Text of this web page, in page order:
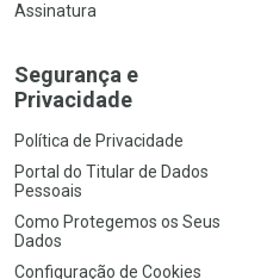
Assinatura
Segurança e
Privacidade
Política de Privacidade
Portal do Titular de Dados
Pessoais
Como Protegemos os Seus
Dados
Configuração de Cookies